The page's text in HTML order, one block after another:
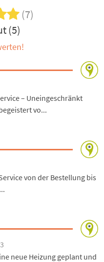
(7)
(5)
– Uneingeschränkt
vo...
von der Bestellung bis
neue Heizung geplant und